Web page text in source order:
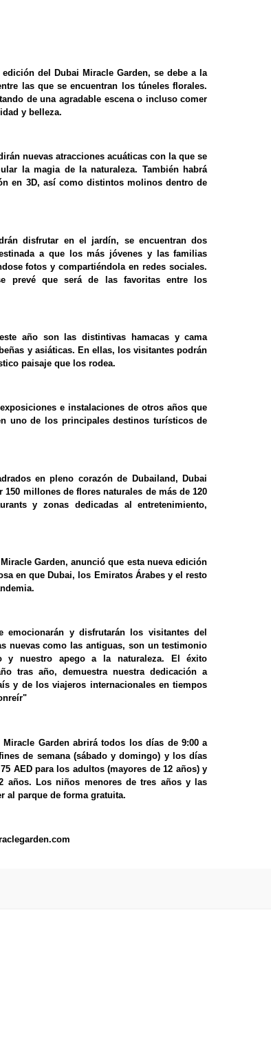
del Dubai Miracle Garden, se debe a la
las que se encuentran los túneles florales.
de una agradable escena o incluso comer
y belleza.
nuevas atracciones acuáticas con la que se
la magia de la naturaleza. También habrá
en 3D, así como distintos molinos dentro de
disfrutar en el jardín, se encuentran dos
a que los más jóvenes y las familias
fotos y compartiéndola en redes sociales.
prevé que será de las favoritas entre los
año son las distintivas hamacas y cama
y asiáticas. En ellas, los visitantes podrán
paisaje que los rodea.
e instalaciones de otros años que
uno de los principales destinos turísticos de
en pleno corazón de Dubailand, Dubai
millones de flores naturales de más de 120
y zonas dedicadas al entretenimiento,
Garden, anunció que esta nueva edición
en que Dubai, los Emiratos Árabes y el resto
y disfrutarán los visitantes del
nuevas como las antiguas, son un testimonio
y nuestro apego a la naturaleza. El éxito
tras año, demuestra nuestra dedicación a
y de los viajeros internacionales en tiempos
Garden abrirá todos los días de 9:00 a
de semana (sábado y domingo) y los días
AED para los adultos (mayores de 12 años) y
años. Los niños menores de tres años y las
al parque de forma gratuita.